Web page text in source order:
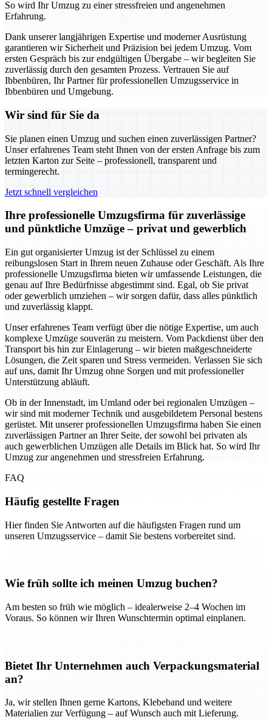
So wird Ihr Umzug zu einer stressfreien und angenehmen
Erfahrung.
Dank unserer langjährigen Expertise und moderner Ausrüstung
garantieren wir Sicherheit und Präzision bei jedem Umzug. Vom
ersten Gespräch bis zur endgültigen Übergabe – wir begleiten Sie
zuverlässig durch den gesamten Prozess. Vertrauen Sie auf
Ibbenbüren, Ihr Partner für professionellen Umzugsservice in
Ibbenbüren und Umgebung.
Wir sind für Sie da
Sie planen einen Umzug und suchen einen zuverlässigen Partner?
Unser erfahrenes Team steht Ihnen von der ersten Anfrage bis zum
letzten Karton zur Seite – professionell, transparent und
termingerecht.
Jetzt schnell vergleichen
Ihre professionelle Umzugsfirma für zuverlässige
und pünktliche Umzüge – privat und gewerblich
Ein gut organisierter Umzug ist der Schlüssel zu einem
reibungslosen Start in Ihrem neuen Zuhause oder Geschäft. Als Ihre
professionelle Umzugsfirma bieten wir umfassende Leistungen, die
genau auf Ihre Bedürfnisse abgestimmt sind. Egal, ob Sie privat
oder gewerblich umziehen – wir sorgen dafür, dass alles pünktlich
und zuverlässig klappt.
Unser erfahrenes Team verfügt über die nötige Expertise, um auch
komplexe Umzüge souverän zu meistern. Vom Packdienst über den
Transport bis hin zur Einlagerung – wir bieten maßgeschneiderte
Lösungen, die Zeit sparen und Stress vermeiden. Verlassen Sie sich
auf uns, damit Ihr Umzug ohne Sorgen und mit professioneller
Unterstützung abläuft.
Ob in der Innenstadt, im Umland oder bei regionalen Umzügen –
wir sind mit moderner Technik und ausgebildetem Personal bestens
gerüstet. Mit unserer professionellen Umzugsfirma haben Sie einen
zuverlässigen Partner an Ihrer Seite, der sowohl bei privaten als
auch gewerblichen Umzügen alle Details im Blick hat. So wird Ihr
Umzug zur angenehmen und stressfreien Erfahrung.
FAQ
Häufig gestellte Fragen
Hier finden Sie Antworten auf die häufigsten Fragen rund um
unseren Umzugsservice – damit Sie bestens vorbereitet sind.
Wie früh sollte ich meinen Umzug buchen?
Am besten so früh wie möglich – idealerweise 2–4 Wochen im
Voraus. So können wir Ihren Wunschtermin optimal einplanen.
Bietet Ihr Unternehmen auch Verpackungsmaterial
an?
Ja, wir stellen Ihnen gerne Kartons, Klebeband und weitere
Materialien zur Verfügung – auf Wunsch auch mit Lieferung.